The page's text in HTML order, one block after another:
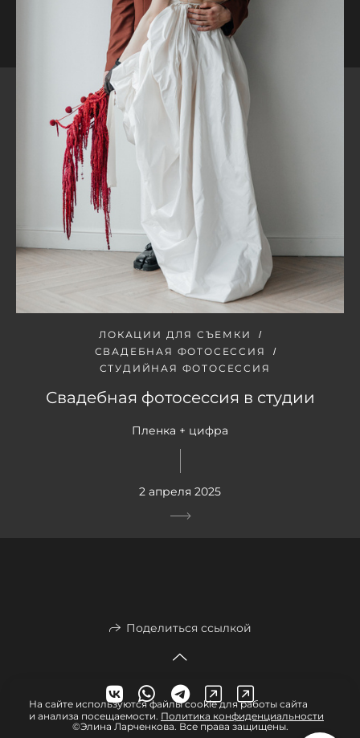
ЛОКАЦИИ ДЛЯ СЪЕМКИ
СВАДЕБНАЯ ФОТОСЕССИЯ
СТУДИЙНАЯ ФОТОСЕССИЯ
Свадебная фотосессия в студии
Пленка + цифра
2 апреля 2025
Поделиться ссылкой
©Элина Ларченкова. Все права защищены.
На сайте используются файлы cookie для работы сайта
и анализа посещаемости. Политика конфиденциальности